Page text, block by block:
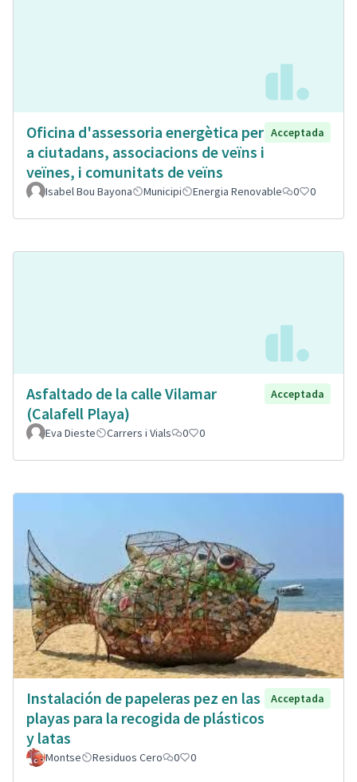
Oficina d'assessoria energètica per
a ciutadans, associacions de veïns i
veïnes, i comunitats de veïns
Acceptada
Isabel Bou Bayona Municipi Energia Renovable 0 0
Asfaltado de la calle Vilamar
(Calafell Playa)
Acceptada
Eva Dieste Carrers i Vials 0 0
Instalación de papeleras pez en las
playas para la recogida de plásticos
y latas
Acceptada
Montse Residuos Cero 0 0